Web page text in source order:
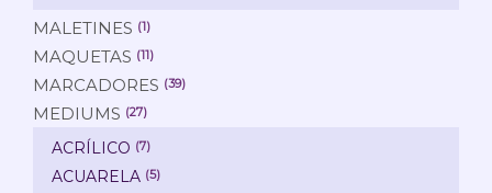
MALETINES (1)
MAQUETAS (11)
MARCADORES (39)
MEDIUMS (27)
ACRÍLICO (7)
ACUARELA (5)